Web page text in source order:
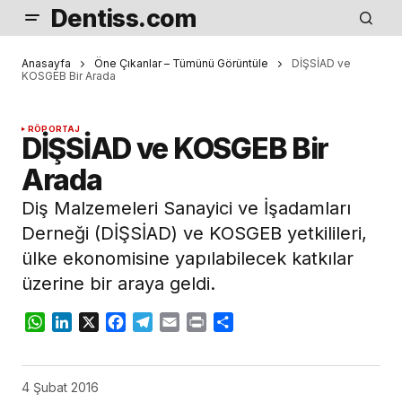
Dentiss.com
Anasayfa Öne Çıkanlar – Tümünü Görüntüle
DİŞSİAD ve
KOSGEB Bir Arada
RÖPORTAJ
DİŞSİAD ve KOSGEB Bir
Arada
Diş Malzemeleri Sanayici ve İşadamları
Derneği (DİŞSİAD) ve KOSGEB yetkilileri,
ülke ekonomisine yapılabilecek katkılar
üzerine bir araya geldi.
WhatsApp
LinkedIn
X Facebook
Telegram
Email Print
4 Şubat 2016